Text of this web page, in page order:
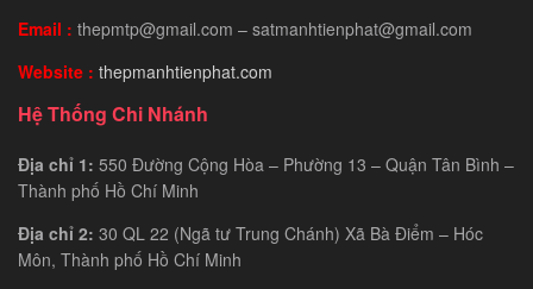
Email : thepmtp@gmail.com – satmanhtienphat@gmail.com
Website : thepmanhtienphat.com
Hệ Thống Chi Nhánh
Địa chỉ 1: 550 Đường Cộng Hòa – Phường 13 – Quận Tân Bình –
Thành phố Hồ Chí Minh
Địa chỉ 2: 30 QL 22 (Ngã tư Trung Chánh) Xã Bà Điểm – Hóc
Môn, Thành phố Hồ Chí Minh